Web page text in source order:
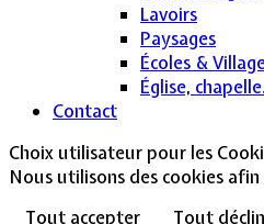
Lavoirs
Paysages
Écoles &
Église,
Contact
Choix utilisateur pour les
Nous utilisons des cookies
Tout accepter
Tout